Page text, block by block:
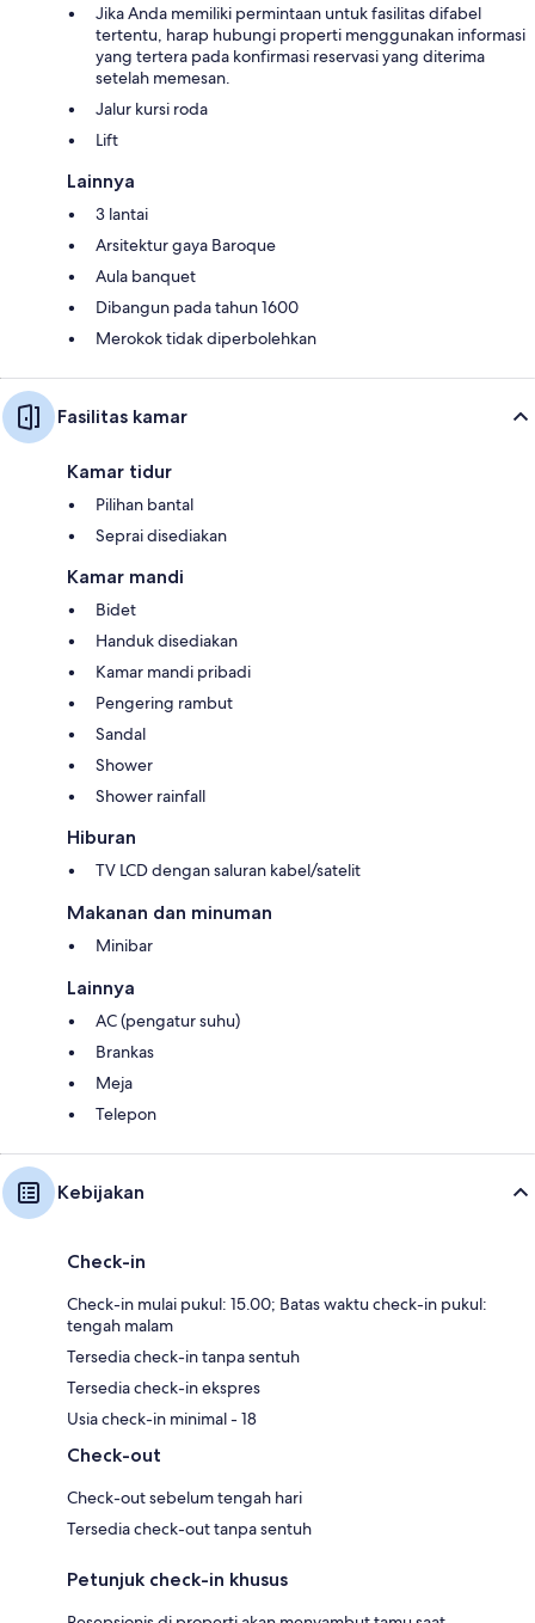
Jika Anda memiliki permintaan untuk fasilitas difabel
tertentu, harap hubungi properti menggunakan informasi
yang tertera pada konfirmasi reservasi yang diterima
setelah memesan.
Jalur kursi roda
Lift
Lainnya
3 lantai
Arsitektur gaya Baroque
Aula banquet
Dibangun pada tahun 1600
Merokok tidak diperbolehkan
Fasilitas kamar
Kamar tidur
Pilihan bantal
Seprai disediakan
Kamar mandi
Bidet
Handuk disediakan
Kamar mandi pribadi
Pengering rambut
Sandal
Shower
Shower rainfall
Hiburan
TV LCD dengan saluran kabel/satelit
Makanan dan minuman
Minibar
Lainnya
AC (pengatur suhu)
Brankas
Meja
Telepon
Kebijakan
Check-in
Check-in mulai pukul: 15.00; Batas waktu check-in pukul:
tengah malam
Tersedia check-in tanpa sentuh
Tersedia check-in ekspres
Usia check-in minimal - 18
Check-out
Check-out sebelum tengah hari
Tersedia check-out tanpa sentuh
Petunjuk check-in khusus